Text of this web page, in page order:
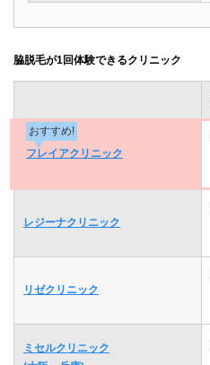
脇脱毛が1回体験できるクリニック
おすすめ!
フレイアクリニック
レジーナクリニック
リゼクリニック
ミセルクリニック